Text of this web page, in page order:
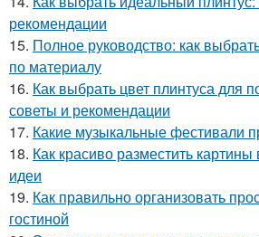
рекомендации
15. Полное руководство: как
по материалу
16. Как выбрать цвет плинтуса для
советы и рекомендации
17. Какие музыкальные фестивали
18. Как красиво разместить картины
идеи
19. Как правильно организовать
гостиной